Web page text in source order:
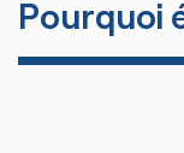
Assistance
Pourquoi